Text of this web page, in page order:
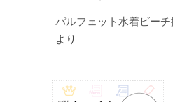
パルフェット水着ビー
より